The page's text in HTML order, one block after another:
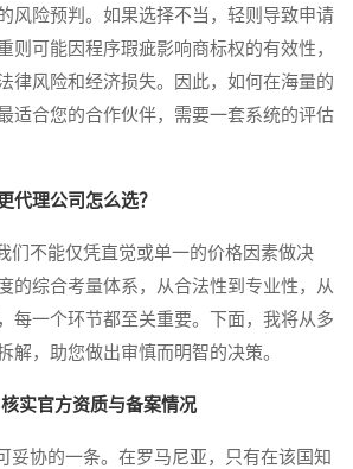
风险预判。如果选择不当，轻则导致申请
则可能因程序瑕疵影响商标权的有效性，
律风险和经济损失。因此，如何在海量的
适合您的合作伙伴，需要一套系统的评估
代理公司怎么选？
不能仅凭直觉或单一的价格因素做决
的综合考量体系，从合法性到专业性，从
每一个环节都至关重要。下面，我将从多
解，助您做出审慎而明智的决策。
实官方资质与备案情况
协的一条。在罗马尼亚，只有在该国知